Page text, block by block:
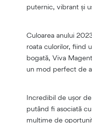
puternic, vibrant și
Culoarea anului
roata culorilor, fiind
bogată, Viva
un mod perfect de
Incredibil de ușor
putând fi asociată
mulțime de